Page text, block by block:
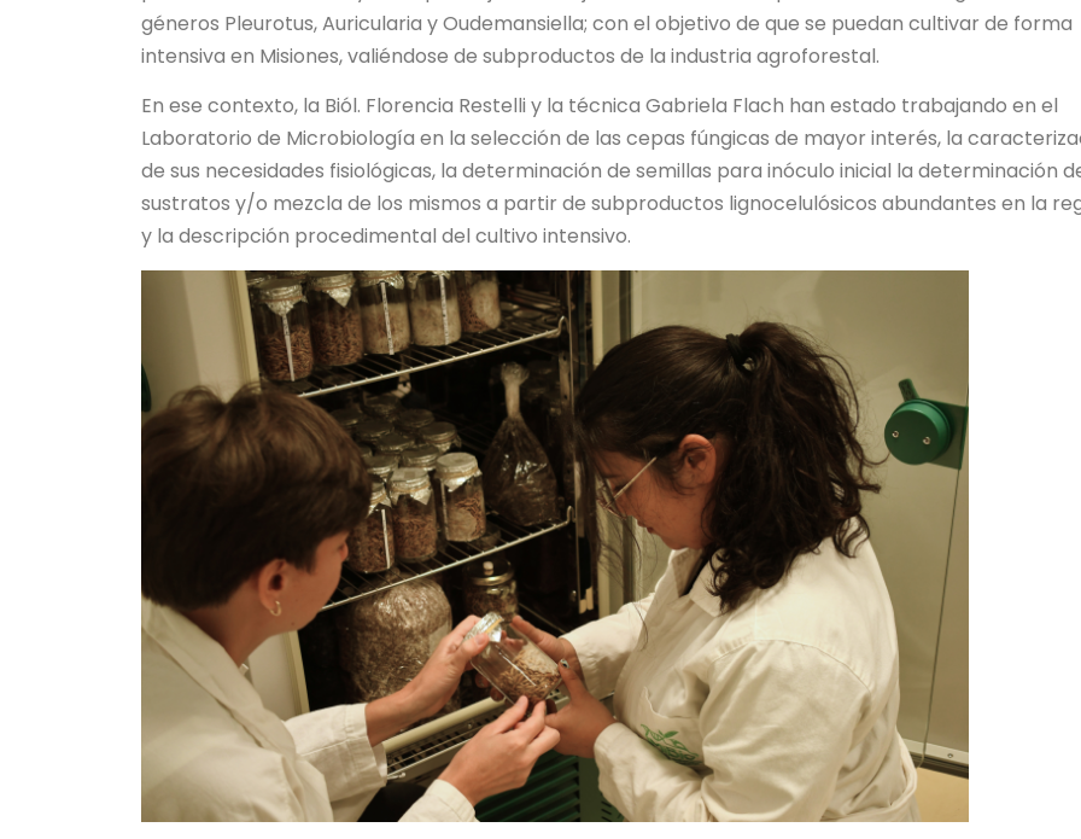
géneros Pleurotus, Auricularia y Oudemansiella; con el objetivo de que se puedan cultivar de forma
intensiva en Misiones, valiéndose de subproductos de la industria agroforestal.
En ese contexto, la Biól. Florencia Restelli y la técnica Gabriela Flach han estado trabajando en el
Laboratorio de Microbiología en la selección de las cepas fúngicas de mayor interés, la
de sus necesidades fisiológicas, la determinación de semillas para inóculo inicial la determinación
sustratos y/o mezcla de los mismos a partir de subproductos lignocelulósicos abundantes en la
y la descripción procedimental del cultivo intensivo.